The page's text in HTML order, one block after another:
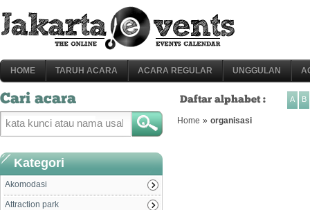
HOME TARUH ACARA ACARA REGULAR UNGGULAN
Cari acara Daftar alphabet : A B
Home » organisasi
Kategori
Akomodasi
Attraction park